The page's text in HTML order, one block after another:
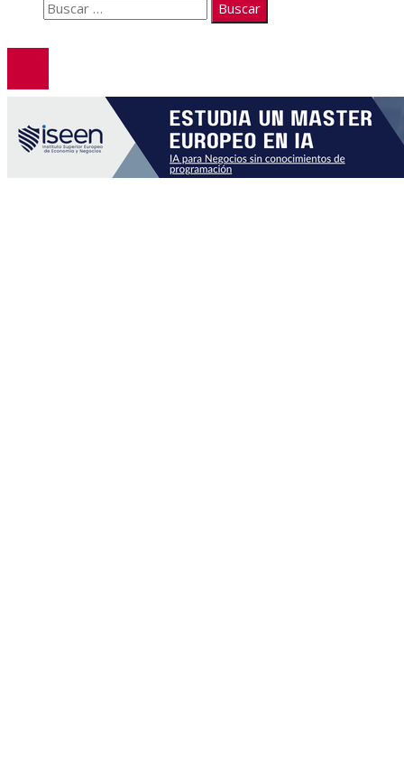
Buscar: